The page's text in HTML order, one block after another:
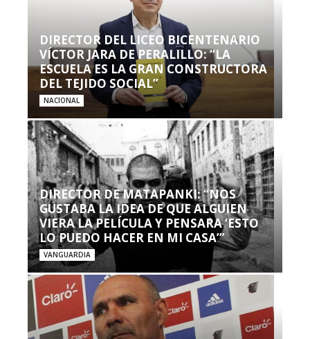
DIRECTOR DEL LICEO BICENTENARIO
VÍCTOR JARA DE PERALILLO: “LA
ESCUELA ES LA GRAN CONSTRUCTORA
DEL TEJIDO SOCIAL”
NACIONAL
DIRECTOR DE MATAPANKI: “NOS
GUSTABA LA IDEA DE QUE ALGUIEN
VIERA LA PELÍCULA Y PENSARA ‘ESTO
LO PUEDO HACER EN MI CASA’”
VANGUARDIA